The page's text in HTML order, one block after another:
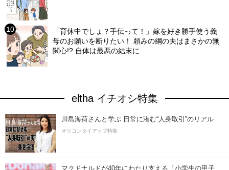
「育休中でしょ？手伝って！」嫁を好き勝手使う義
母のお願いを断りたい！ 頼みの綱の夫はまさかの無
関心!? 自体は最悪の結末に…
eltha イチオシ特集
川島海荷さんと学ぶ 日常に潜む“人身取引”のリアル
オリコンタイアップ特集
マクドナルドが40年にわたり支える「小学生の甲子